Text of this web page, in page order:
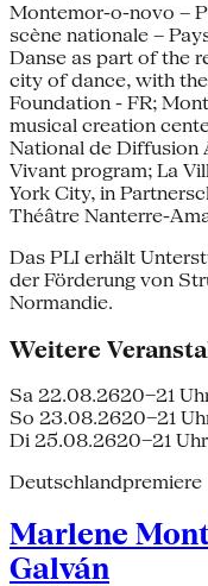
Montemor-o-novo –
scène nationale –
Danse as part of the
city of dance, with
Foundation - FR;
musical creation
National de Diffusion
Vivant program; La
York City, in
Théâtre Nanterre-
Das PLI erhält
der Förderung von
Normandie.
Weitere
Sa 22.08.2620–21
So 23.08.2620–21
Di 25.08.2620–21 Uhr
Deutschlandpremiere
Marlene
Galván